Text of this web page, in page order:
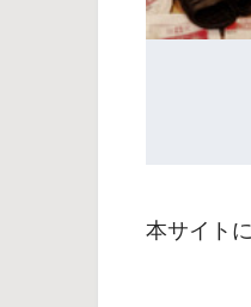
本サイト